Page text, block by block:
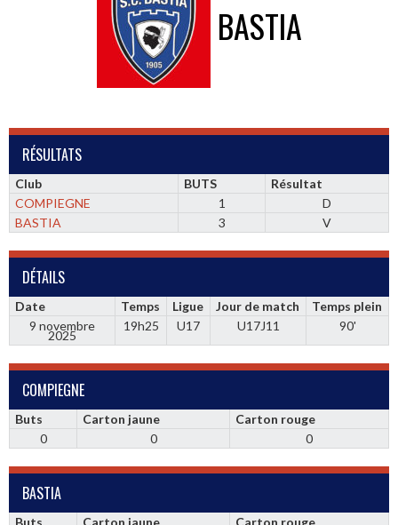
BASTIA
RÉSULTATS
Club BUTS
Résultat
COMPIEGNE
1
D
BASTIA
3 V
DÉTAILS
Date Temps Ligue Jour de match
Temps plein
9 novembre
2025
19h25 U17 U17J11 90'
COMPIEGNE
Buts Carton jaune
Carton rouge
0
0 0
BASTIA
Buts Carton jaune
Carton rouge